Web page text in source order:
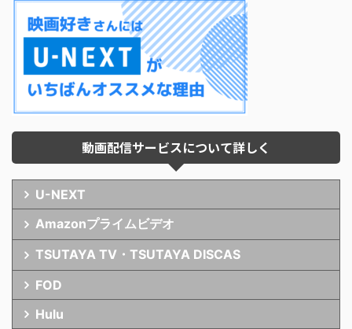
動画配信サービスについて詳しく
U-NEXT
Amazonプライムビデオ
TSUTAYA TV・TSUTAYA DISCAS
FOD
Hulu